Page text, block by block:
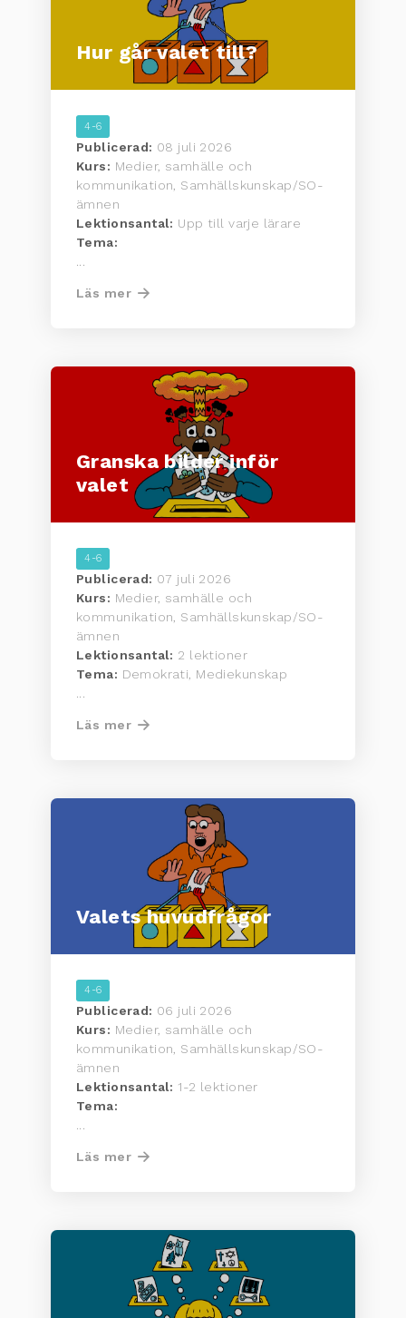
Hur går valet till?
4-6
Publicerad: 08 juli 2026
Kurs: Medier, samhälle och
kommunikation, Samhällskunskap/SO-
ämnen
Lektionsantal: Upp till varje lärare
Tema:
Läs mer
Granska bilder inför
valet
4-6
Publicerad: 07 juli 2026
Kurs: Medier, samhälle och
kommunikation, Samhällskunskap/SO-
ämnen
Lektionsantal: 2 lektioner
Tema: Demokrati, Mediekunskap
Läs mer
Valets huvudfrågor
4-6
Publicerad: 06 juli 2026
Kurs: Medier, samhälle och
kommunikation, Samhällskunskap/SO-
ämnen
Lektionsantal: 1-2 lektioner
Tema:
...
Läs mer